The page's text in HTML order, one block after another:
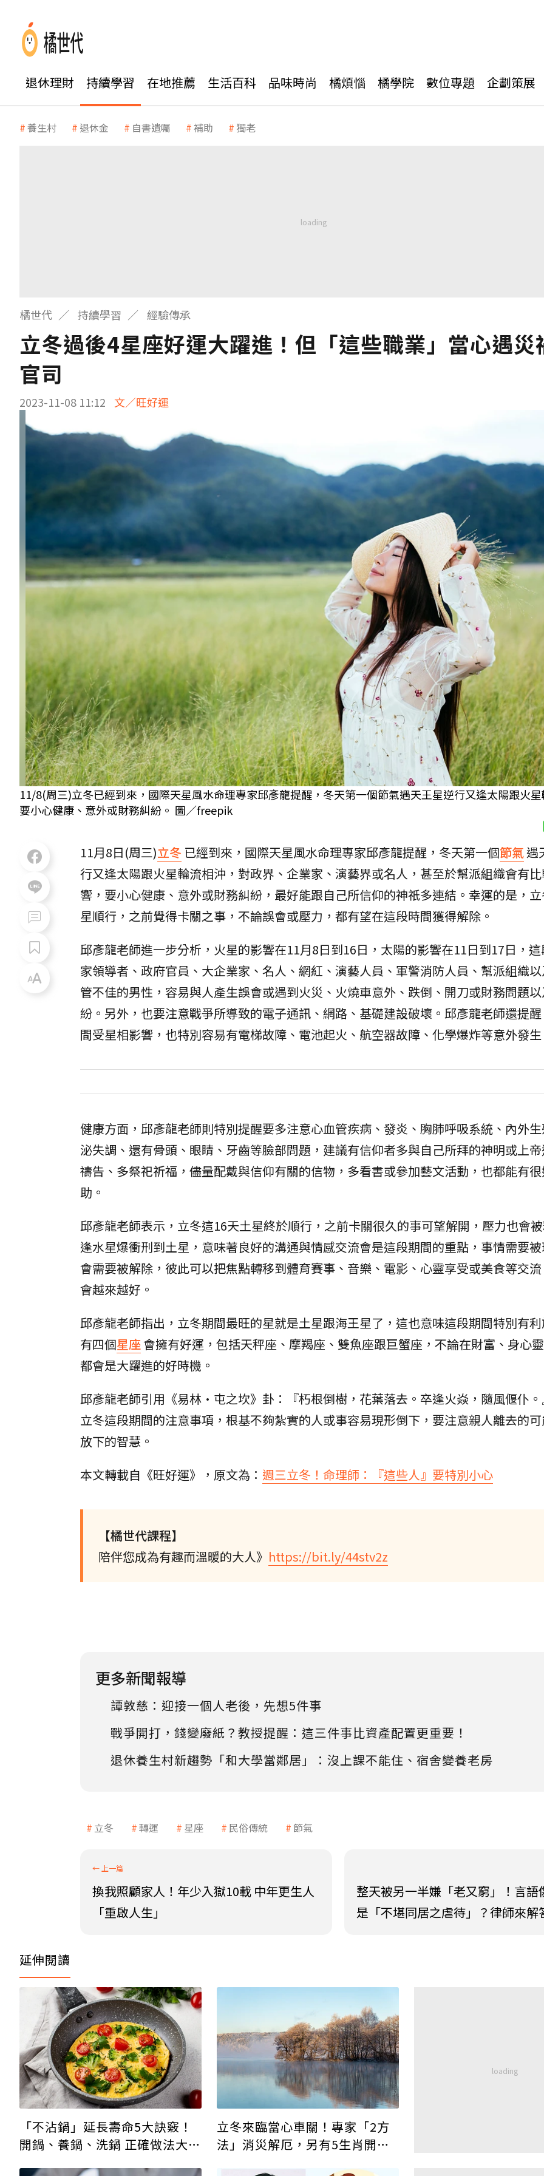
退休理財 持續學習 在地推薦 生活百科 品味時尚 橘煩惱 橘學院 數位專題 企劃策展
養生村 退休金 自書遺囑 補助 獨老
橘世代 持續學習 經驗傳承
立冬過後4星座好運大躍進！但「這些職業」當心遇災
官司
2023-11-08 11:12 文／旺好運
11/8(周三)立冬已經到來，國際天星風水命理專家邱彥龍提醒，冬天第一個節氣遇天王星逆行又逢太陽跟火
要小心健康、意外或財務糾紛。 圖／freepik
11月8日(周三)立冬 已經到來，國際天星風水命理專家邱彥龍提醒，冬天第一個節氣遇
行又逢太陽跟火星輪流相沖，對政界、企業家、演藝界或名人，甚至於幫派組織會有
響，要小心健康、意外或財務糾紛，最好能跟自己所信仰的神祇多連結。幸運的是，
星順行，之前覺得卡關之事，不論誤會或壓力，都有望在這段時間獲得解除。
邱彥龍老師進一步分析，火星的影響在11月8日到16日，太陽的影響在11日到17日，
家領導者、政府官員、大企業家、名人、網紅、演藝人員、軍警消防人員、幫派組織
管不佳的男性，容易與人產生誤會或遇到火災、火燒車意外、跌倒、開刀或財務問題
紛。另外，也要注意戰爭所導致的電子通訊、網路、基礎建設破壞。邱彥龍老師還提
間受星相影響，也特別容易有電梯故障、電池起火、航空器故障、化學爆炸等意外發
健康方面，邱彥龍老師則特別提醒要多注意心血管疾病、發炎、胸肺呼吸系統、內外
泌失調、還有骨頭、眼睛、牙齒等臉部問題，建議有信仰者多與自己所拜的神明或上
禱告、多祭祀祈福，儘量配戴與信仰有關的信物，多看書或參加藝文活動，也都能有
助。
邱彥龍老師表示，立冬這16天土星終於順行，之前卡關很久的事可望解開，壓力也會
逢水星爆衝刑到土星，意味著良好的溝通與情感交流會是這段期間的重點，事情需要
會需要被解除，彼此可以把焦點轉移到體育賽事、音樂、電影、心靈享受或美食等交
會越來越好。
邱彥龍老師指出，立冬期間最旺的星就是土星跟海王星了，這也意味這段期間特別有
有四個星座會擁有好運，包括天秤座、摩羯座、雙魚座跟巨蟹座，不論在財富、身心
都會是大躍進的好時機。
邱彥龍老師引用《易林·屯之坎》卦：『朽根倒樹，花葉落去。卒逢火焱，隨風偃仆
立冬這段期間的注意事項，根基不夠紮實的人或事容易現形倒下，要注意親人離去的
放下的智慧。
本文轉載自《旺好運》，原文為： 週三立冬！命理師：『這些人』要特別小心
【橘世代課程】
陪伴您成為有趣而溫暖的大人》 https://bit.ly/44stv2z
更多新聞報導
譚敦慈：迎接一個人老後，先想5件事
戰爭開打，錢變廢紙？教授提醒：這三件事比資產配置更重要！
退休養生村新趨勢「和大學當鄰居」：沒上課不能住、宿舍變養老房
立冬 轉運 星座 民俗傳統 節氣
換我照顧家人！年少入獄10載 中年更生人
「重啟人生」
整天被另一半嫌「老又窮」！言語
是「不堪同居之虐待」？律師來解
延伸閱讀
「不沾鍋」延長壽命5大訣竅！
開鍋、養鍋、洗鍋 正確做法大公
立冬來臨當心車關！專家「2方
法」消災解厄，另有5生肖開始